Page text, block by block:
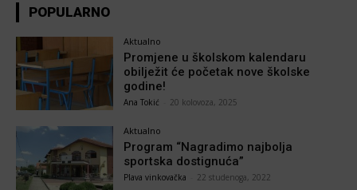
POPULARNO
Aktualno
Promjene u školskom kalendaru
obilježit će početak nove školske
godine!
Ana Tokić 20 kolovoza, 2025
Aktualno
Program “Nagradimo najbolja
sportska dostignuća”
Plava vinkovačka 22 studenoga, 2022